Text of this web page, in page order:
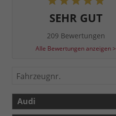
SEHR GUT
209 Bewertungen
Alle Bewertungen anzeigen >
Fahrzeugnr.
Audi